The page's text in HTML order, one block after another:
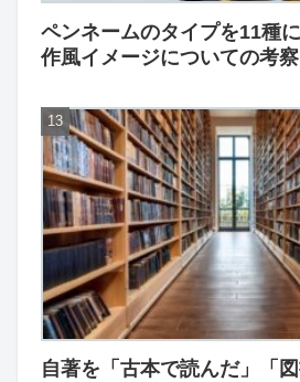
ペンネームのタイプを11種
作風イメージについての考察
自著を「古本で読んだ」「図